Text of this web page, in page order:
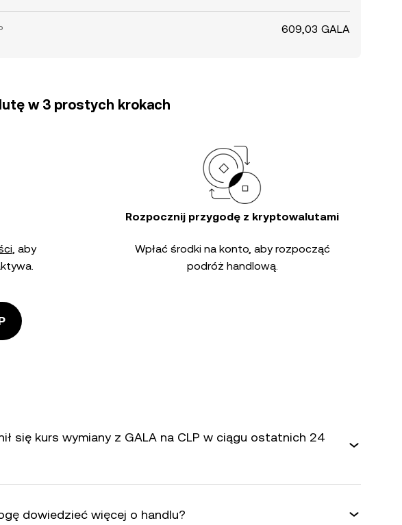
609,03 GALA
w 3 prostych krokach
, aby
Rozpocznij przygodę z kryptowalutami
Wpłać środki na konto, aby rozpocząć
podróż handlową.
się kurs wymiany z GALA na CLP w ciągu ostatnich 24
dowiedzieć więcej o handlu?